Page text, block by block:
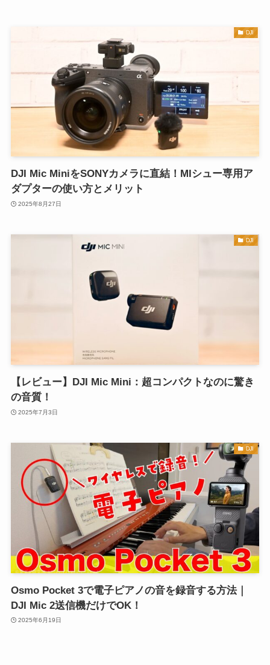
DJI
DJI Mic MiniをSONYカメラに直結！MIシュー専用ア
ダプターの使い方とメリット
2025年8月27日
DJI
【レビュー】DJI Mic Mini：超コンパクトなのに驚き
の音質！
2025年7月3日
DJI
Osmo Pocket 3で電子ピアノの音を録音する方法｜
DJI Mic 2送信機だけでOK！
2025年6月19日